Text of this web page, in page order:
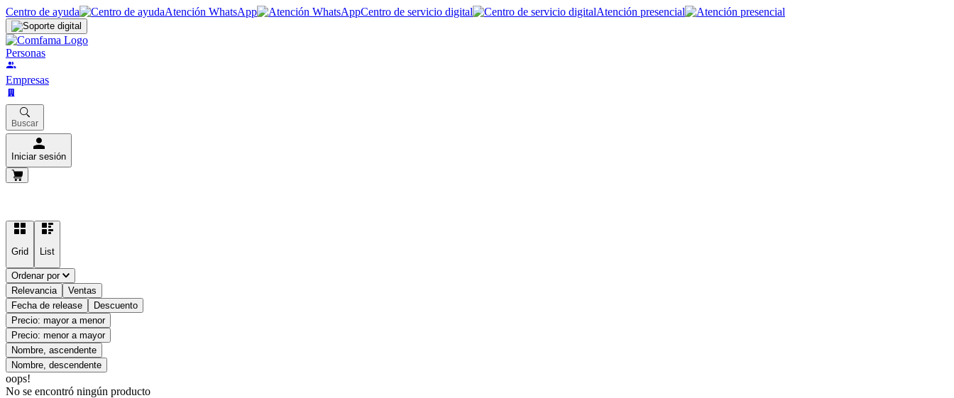
Centro de ayuda Atención WhatsApp Centro de servicio digital Atención presencial
Personas
Empresas
Buscar
Iniciar sesión
Grid List
Ordenar por
Relevancia
Ventas
Fecha de release
Descuento
Precio: mayor a menor
Precio: menor a mayor
Nombre, ascendente
Nombre, descendente
oops!
No se encontró ningún producto